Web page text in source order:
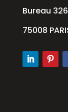
Bureau 326
75008